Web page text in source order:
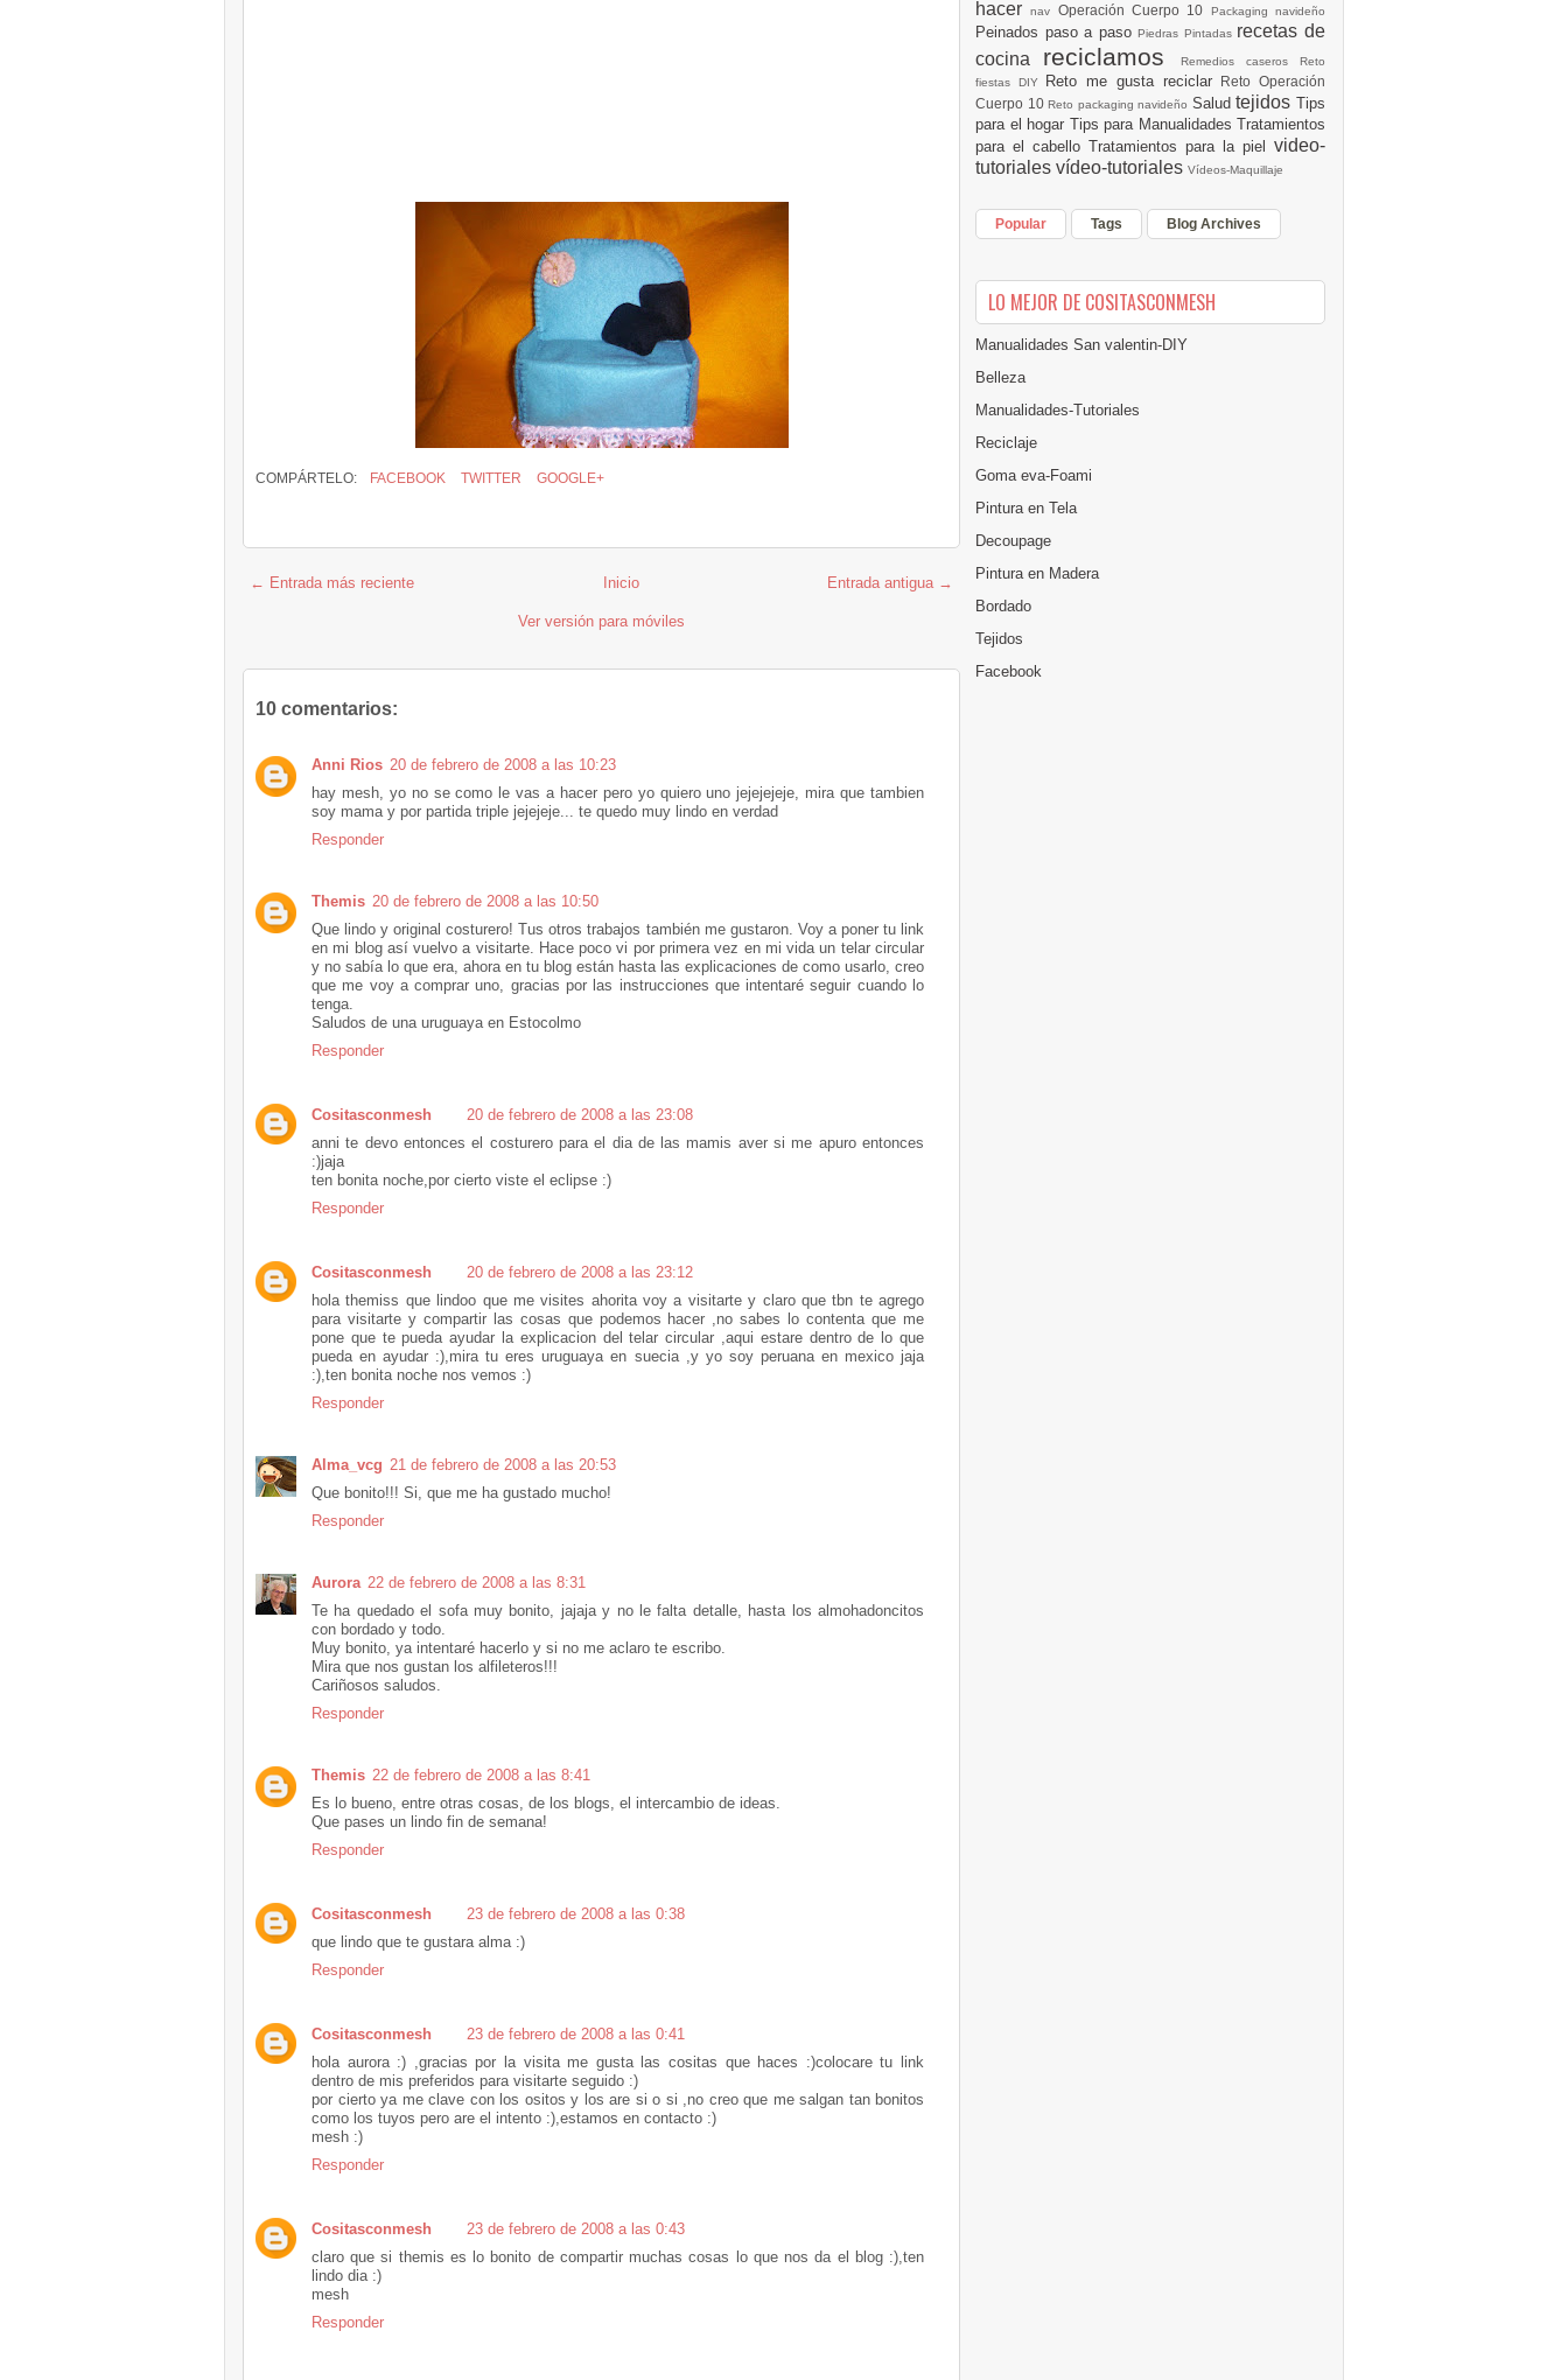
COMPÁRTELO: FACEBOOK TWITTER GOOGLE+
← Entrada más reciente Entrada antigua →
Inicio
Ver versión para móviles
10 comentarios:
Anni Rios 20 de febrero de 2008 a las 10:23
hay mesh, yo no se como le vas a hacer pero yo quiero uno jejejejeje, mira que tambien
soy mama y por partida triple jejejeje... te quedo muy lindo en verdad
Responder
Themis 20 de febrero de 2008 a las 10:50
Que lindo y original costurero! Tus otros trabajos también me gustaron. Voy a poner tu link
en mi blog así vuelvo a visitarte. Hace poco vi por primera vez en mi vida un telar circular
y no sabía lo que era, ahora en tu blog están hasta las explicaciones de como usarlo, creo
que me voy a comprar uno, gracias por las instrucciones que intentaré seguir cuando lo
tenga.
Saludos de una uruguaya en Estocolmo
Responder
Cositasconmesh
20 de febrero de 2008 a las 23:08
anni te devo entonces el costurero para el dia de las mamis aver si me apuro entonces
:)jaja
ten bonita noche,por cierto viste el eclipse :)
Responder
Cositasconmesh
20 de febrero de 2008 a las 23:12
hola themiss que lindoo que me visites ahorita voy a visitarte y claro que tbn te agrego
para visitarte y compartir las cosas que podemos hacer ,no sabes lo contenta que me
pone que te pueda ayudar la explicacion del telar circular ,aqui estare dentro de lo que
pueda en ayudar :),mira tu eres uruguaya en suecia ,y yo soy peruana en mexico jaja
:),ten bonita noche nos vemos :)
Responder
Alma_vcg 21 de febrero de 2008 a las 20:53
Que bonito!!! Si, que me ha gustado mucho!
Responder
Aurora 22 de febrero de 2008 a las 8:31
Te ha quedado el sofa muy bonito, jajaja y no le falta detalle, hasta los almohadoncitos
con bordado y todo.
Muy bonito, ya intentaré hacerlo y si no me aclaro te escribo.
Mira que nos gustan los alfileteros!!!
Cariñosos saludos.
Responder
Themis 22 de febrero de 2008 a las 8:41
Es lo bueno, entre otras cosas, de los blogs, el intercambio de ideas.
Que pases un lindo fin de semana!
Responder
Cositasconmesh
23 de febrero de 2008 a las 0:38
que lindo que te gustara alma :)
Responder
Cositasconmesh
23 de febrero de 2008 a las 0:41
hola aurora :) ,gracias por la visita me gusta las cositas que haces :)colocare tu link
dentro de mis preferidos para visitarte seguido :)
por cierto ya me clave con los ositos y los are si o si ,no creo que me salgan tan bonitos
como los tuyos pero are el intento :),estamos en contacto :)
mesh :)
Responder
Cositasconmesh
23 de febrero de 2008 a las 0:43
claro que si themis es lo bonito de compartir muchas cosas lo que nos da el blog :),ten
lindo dia :)
mesh
Responder
hacernav Operación Cuerpo 10 Packaging navideño
Peinados paso a pasoPiedras Pintadas recetas de
cocina reciclamos Remedios caseros Reto
fiestas DIY Reto me gusta reciclar
Reto Operación
Cuerpo 10Reto packaging navideño SaludtejidosTips
para el hogar Tips para Manualidades Tratamientos
para el cabello Tratamientos para la piel video-
tutoriales vídeo-tutoriales Vídeos-Maquillaje
Popular Tags Blog Archives
LO MEJOR DE COSITASCONMESH
Manualidades San valentin-DIY
Belleza
Manualidades-Tutoriales
Reciclaje
Goma eva-Foami
Pintura en Tela
Decoupage
Pintura en Madera
Bordado
Tejidos
Facebook